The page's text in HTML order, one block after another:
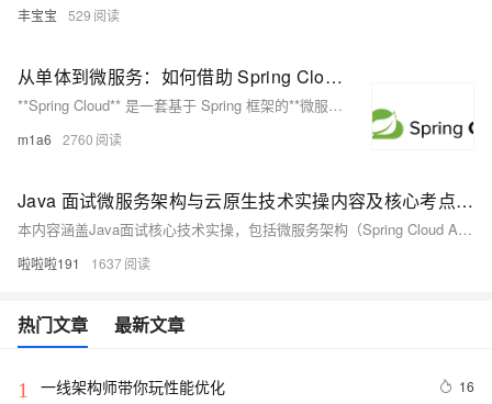
丰宝宝 529
从单体到微服务：如何借助 Spring Cloud 实现架构转型
**Spring Cloud** 是一套基于 Spring 框架的**微服务架构解决方案**，它提供了一系列的工具和组件，帮助开发者快速构建分布式系统，尤其是微服务架构。
m1a6 2760
Java 面试微服务架构与云原生技术实操内容及核心考点梳理 Java 面试
本内容涵盖Java面试核心技术实操，包括微服务架构（Spring Cloud Alibaba）、响应式编程（WebFlux）、容器化（Docker+K8s）、函数式编程、多级缓存、分库分表、链路追踪（Skywalking）等大厂高频考点，助你系统提升面试能力。
啦啦啦191 1637
热门文章 最新文章
1 一线架构师带你玩性能优化 16